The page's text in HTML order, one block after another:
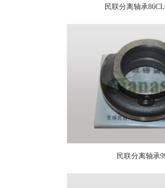
民联分离轴承
民联分离轴承